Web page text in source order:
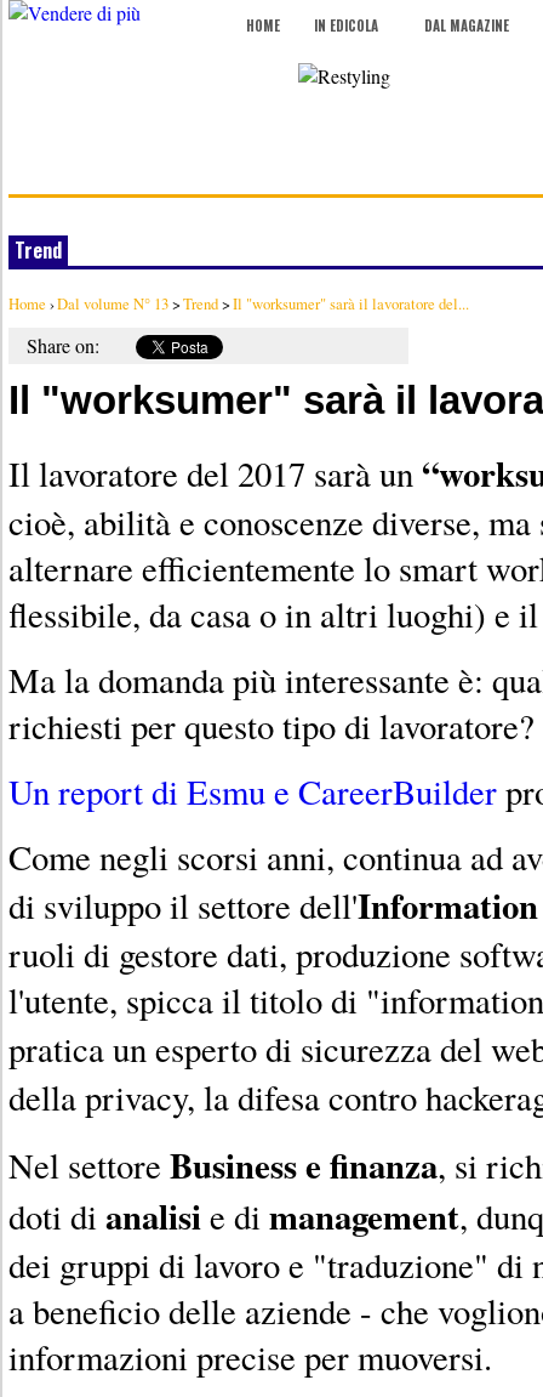
HOME IN EDICOLA DAL MAGAZINE
Trend
Home ›Dal volume N° 13>Trend>Il "worksumer" sarà il lavoratore del...
Share on:
Il "worksumer" sarà il
Il lavoratore del 2017 sarà un
cioè, abilità e conoscenze diverse,
alternare efficientemente lo smart
flessibile, da casa o in altri luoghi) e
Ma la domanda più interessante è:
richiesti per questo tipo di lavoratore?
Un report di Esmu e CareerBuilder
Come negli scorsi anni, continua ad
di sviluppo il settore dell'
ruoli di gestore dati, produzione
l'utente, spicca il titolo di
pratica un esperto di sicurezza del
della privacy, la difesa contro
Nel settore Business e finanza, si
doti dianalisie dimanagement,
dei gruppi di lavoro e "traduzione" di
a beneficio delle aziende - che
informazioni precise per muoversi.